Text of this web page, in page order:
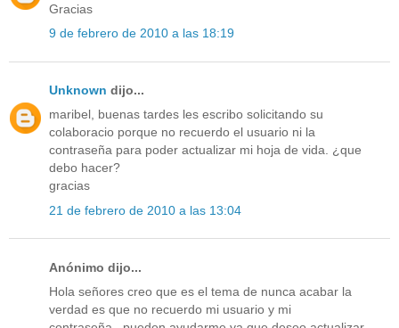
Gracias
9 de febrero de 2010 a las 18:19
Unknown dijo...
maribel, buenas tardes les escribo solicitando su
colaboracio porque no recuerdo el usuario ni la
contraseña para poder actualizar mi hoja de vida. ¿que
debo hacer?
gracias
21 de febrero de 2010 a las 13:04
Anónimo dijo...
Hola señores creo que es el tema de nunca acabar la
verdad es que no recuerdo mi usuario y mi